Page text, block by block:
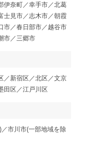
伊奈町／幸手市／北葛
士見市／志木市／朝霞
市／春日部市／越谷市
市／三郷市
／新宿区／北区／文京
田区／江戸川区
市川市(一部地域を除